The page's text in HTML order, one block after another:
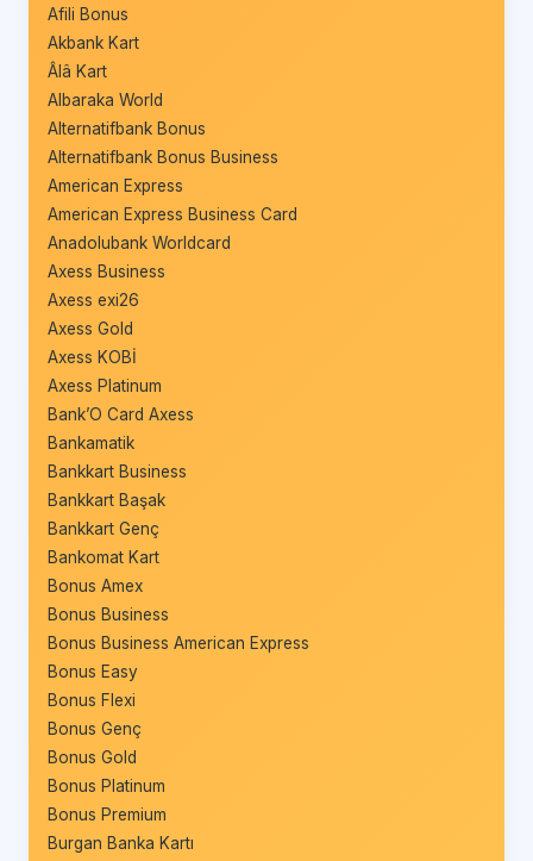
Afili Bonus
Akbank Kart
Âlâ Kart
Albaraka World
Alternatifbank Bonus
Alternatifbank Bonus Business
American Express
American Express Business Card
Anadolubank Worldcard
Axess Business
Axess exi26
Axess Gold
Axess KOBİ
Axess Platinum
Bank’O Card Axess
Bankamatik
Bankkart Business
Bankkart Başak
Bankkart Genç
Bankomat Kart
Bonus Amex
Bonus Business
Bonus Business American Express
Bonus Easy
Bonus Flexi
Bonus Genç
Bonus Gold
Bonus Platinum
Bonus Premium
Burgan Banka Kartı